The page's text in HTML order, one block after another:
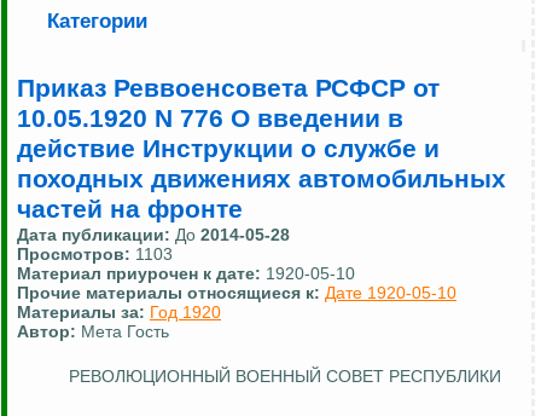
Категории
Приказ Реввоенсовета РСФСР от
10.05.1920 N 776 О введении в
действие Инструкции о службе и
походных движениях автомобильных
частей на фронте
Дата публикации: До 2014-05-28
Просмотров: 1103
Материал приурочен к дате: 1920-05-10
Прочие материалы относящиеся к: Дате 1920-05-10
Материалы за: Год 1920
Автор: Мета Гость
РЕВОЛЮЦИОННЫЙ ВОЕННЫЙ СОВЕТ РЕСПУБЛИКИ